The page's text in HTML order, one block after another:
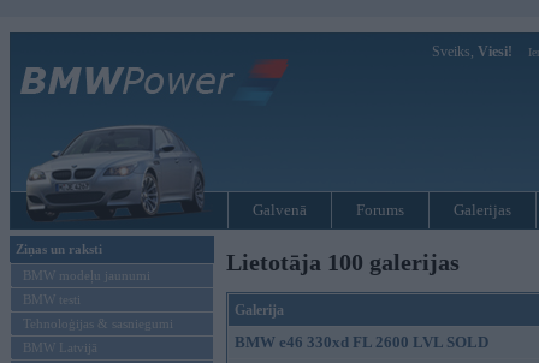
Sveiks, Viesi!
Galvenā Forums Galerijas
Ziņas un raksti
BMW modeļu jaunumi
BMW testi
Tehnoloģijas & sasniegumi
BMW Latvijā
Lietotāja 100 galerijas
Galerija
BMW e46 330xd FL 2600 LVL SOLD